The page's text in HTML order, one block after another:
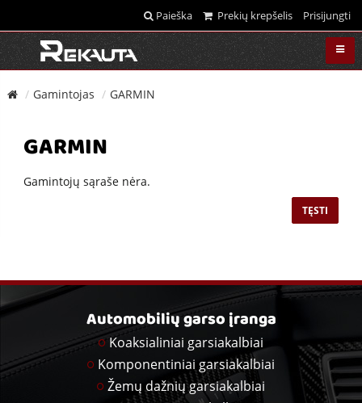
Paieška Prekių krepšelis Prisijungti
Gamintojas GARMIN
GARMIN
Gamintojų sąraše nėra.
TĘSTI
Automobilių garso įranga
Koaksialiniai garsiakalbiai
Komponentiniai garsiakalbiai
Žemų dažnių garsiakalbiai